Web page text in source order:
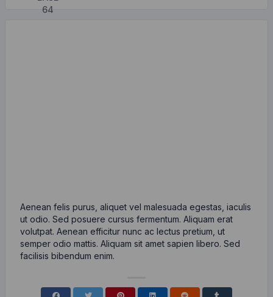
Aenean felis purus, aliquet vel malesuada egestas, iaculis
ut odio. Sed posuere cursus fermentum. Aliquam erat
volutpat. Aenean efficitur nunc ac lectus pretium, ut
semper odio mattis. Aliquam sit amet sapien libero. Sed
facilisis bibendum enim.